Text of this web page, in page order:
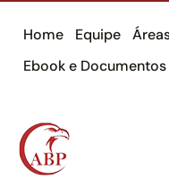
Home Equipe
Ebook e